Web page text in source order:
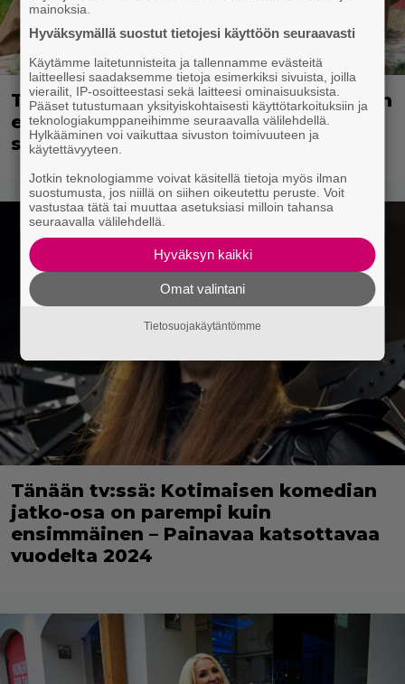
Tänään tv:ssä: Koskettava kotimainen
elokuva vuodelta 2020 – ”Tehty isolla
sydämellä”
Tänään tv:ssä: Kotimaisen komedian
jatko-osa on parempi kuin
ensimmäinen – Painavaa katsottavaa
vuodelta 2024
mainoksia.
Hyväksymällä suostut tietojesi käyttöön seuraavasti
Käytämme laitetunnisteita ja tallennamme evästeitä
laitteellesi saadaksemme tietoja esimerkiksi sivuista, joilla
vierailit, IP-osoitteestasi sekä laitteesi ominaisuuksista.
Pääset tutustumaan yksityiskohtaisesti käyttötarkoituksiin ja
teknologiakumppaneihimme seuraavalla välilehdellä.
Hylkääminen voi vaikuttaa sivuston toimivuuteen ja
käytettävyyteen.
Jotkin teknologiamme voivat käsitellä tietoja myös ilman
suostumusta, jos niillä on siihen oikeutettu peruste. Voit
vastustaa tätä tai muuttaa asetuksiasi milloin tahansa
seuraavalla välilehdellä.
Hyväksyn kaikki
Omat valintani
Tietosuojakäytäntömme